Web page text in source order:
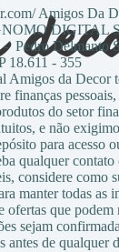
Amigos Da
DIGITAL
Delmanto
18.611 - 355
da Decor
finanças
do setor
e não
para acesso
qualquer contato
considere como
manter todas as
ofertas que podem
sejam
antes de qualquer